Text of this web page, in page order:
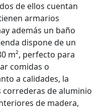
de ellos cuentan
armarios
además un baño
dispone de un
m², perfecto para
comidas o
a calidades, la
correderas de aluminio
de madera,